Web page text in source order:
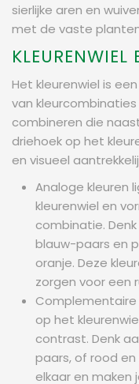
sierlijke aren en
met de vaste
Het kleurenwiel is
van
combineren die
driehoek op het
en visueel
Analoge kleuren
kleurenwiel en
combinatie.
blauw-paars en
oranje. Deze
zorgen voor een
Complementaire
op het
contrast. Denk
paars, of rood en
elkaar en maken